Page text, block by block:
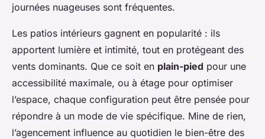
journées nuageuses sont fréquentes.
Les patios intérieurs gagnent en popularité : ils
apportent lumière et intimité, tout en protégeant des
vents dominants. Que ce soit en plain-pied pour une
accessibilité maximale, ou à étage pour optimiser
l’espace, chaque configuration peut être pensée pour
répondre à un mode de vie spécifique. Mine de rien,
l’agencement influence au quotidien le bien-être des